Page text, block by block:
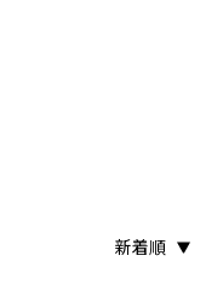
新着順